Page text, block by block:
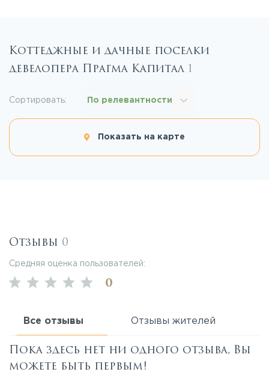
Коттеджные и дачные поселки
девелопера Прагма Капитал 1
Показать на карте
Сортировать: По релевантности
Отзывы 0
Средняя оценка пользователей:
0
Все отзывы Отзывы жителей
Пока здесь нет ни одного отзыва, Вы
можете быть первым!